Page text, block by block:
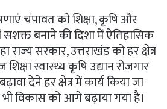
चंपावत को शिक्षा, कृषि और
सशक्त बनाने की दिशा में ऐतिहासिक
राज्य सरकार, उत्तराखंड को हर क्षेत्र
स्वास्थ्य कृषि उद्यान रोजगार
देने हर क्षेत्र में कार्य किया जा
विकास को आगे बढ़ाया गया है।